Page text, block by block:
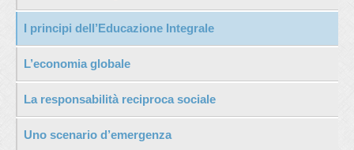
I principi dell’Educazione Integrale
L’economia globale
La responsabilità reciproca sociale
Uno scenario d’emergenza